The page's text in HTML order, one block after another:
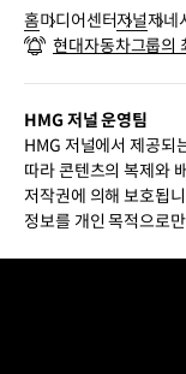
홈미디어센터저널제네
공략
현대자동차그룹의
HMG 저널 운영팀
HMG 저널에서 제공되
따라 콘텐츠의 복제와
저작권에 의해 보호됩
정보를 개인 목적으로